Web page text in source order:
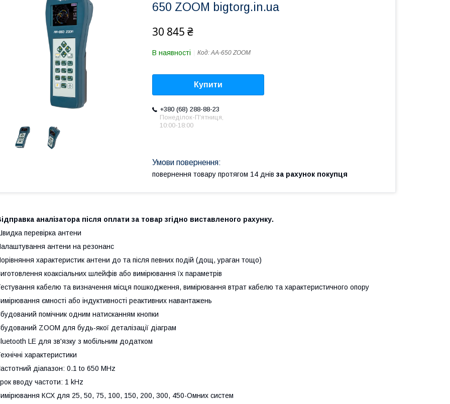
650 ZOOM bigtorg.in.ua
30 845 ₴
В наявності Код:AA-650 ZOOM
Купити
+380 (68) 288-88-23
Понеділок-П'ятниця,
10:00-18:00
повернення товару протягом 14 днів за рахунок покупця
аналізатора після оплати за товар згідно виставленого рахунку.
перевірка антени
антени на резонанс
характеристик антени до та після певних подій (дощ, ураган тощо)
коаксіальних шлейфів або вимірювання їх параметрів
кабелю та визначення місця пошкодження, вимірювання втрат кабелю та характеристичного опору
ємності або індуктивності реактивних навантажень
помічник одним натисканням кнопки
ZOOM для будь-якої деталізації діаграм
LE для зв'язку з мобільним додатком
характеристики
діапазон: 0.1 to 650 MHz
вводу частоти: 1 kHz
КСХ для 25, 50, 75, 100, 150, 200, 300, 450-Омних систем